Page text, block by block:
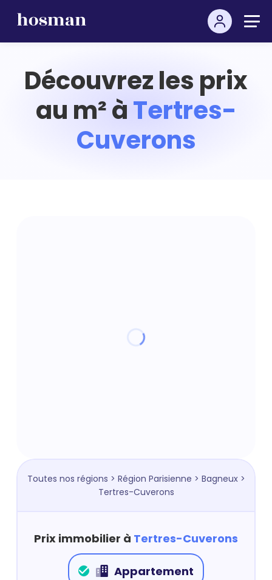
Découvrez les prix
au m² àTertres-
Cuverons
Toutes nos régions > Région Parisienne > Bagneux>
Tertres-Cuverons
Prix immobilier à Tertres-Cuverons
Appartement